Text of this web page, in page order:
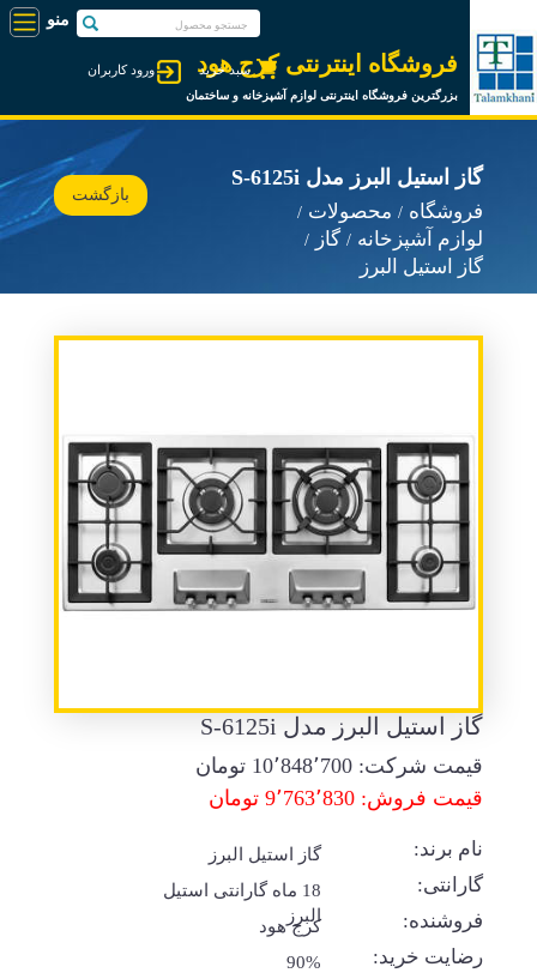
فروشگاه اینترنتی کرج هود
بزرگترین فروشگاه اینترنتی لوازم آشپزخانه و ساختمان
ورود کاربران سبد خرید
گاز استیل البرز مدل S-6125i
فروشگاه
محصولات
لوازم آشپزخانه
گاز
گاز استیل البرز
بازگشت
گاز استیل البرز مدل S-6125i
قیمت شرکت: 10٬848٬700 تومان
قیمت فروش: 9٬763٬830 تومان
نام برند: گاز استیل البرز
گارانتی:
18 ماه گارانتی استیل
البرز
فروشنده: کرج هود
رضایت خرید: 90%